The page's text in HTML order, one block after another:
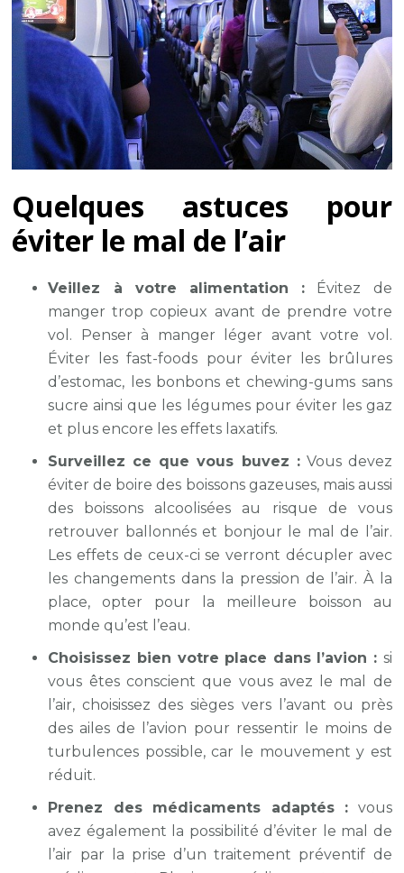
Quelques astuces pour
éviter le mal de l’air
Veillez à votre alimentation : Évitez de
manger trop copieux avant de prendre votre
vol. Penser à manger léger avant votre vol.
Éviter les fast-foods pour éviter les brûlures
d’estomac, les bonbons et chewing-gums sans
sucre ainsi que les légumes pour éviter les gaz
et plus encore les effets laxatifs.
Surveillez ce que vous buvez :Vous devez
éviter de boire des boissons gazeuses, mais aussi
des boissons alcoolisées au risque de vous
retrouver ballonnés et bonjour le mal de l’air.
Les effets de ceux-ci se verront décupler avec
les changements dans la pression de l’air. À la
place, opter pour la meilleure boisson au
monde qu’est l’eau.
Choisissez bien votre place dans l’avion : si
vous êtes conscient que vous avez le mal de
l’air, choisissez des sièges vers l’avant ou près
des ailes de l’avion pour ressentir le moins de
turbulences possible, car le mouvement y est
réduit.
Prenez des médicaments adaptés : vous
avez également la possibilité d’éviter le mal de
l’air par la prise d’un traitement préventif de